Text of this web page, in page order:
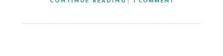
CONTINUE READING 1 COMMENT